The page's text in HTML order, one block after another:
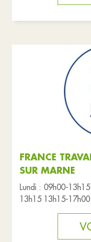
FRANCE
SUR MARNE
Lundi : 09h00-
13h15 13h15-
13h15-17h00